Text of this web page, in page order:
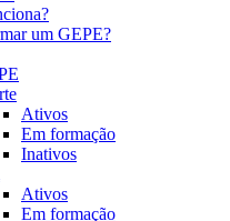
um GEPE?
Ativos
Em formação
Inativos
Ativos
Em formação